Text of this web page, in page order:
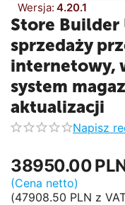
Wersja: 4.20.1
Store Builder
sprzedaży
internetowy,
system
aktualizacji
Napisz
38950.00
(Cena netto)
(47908.50 PLN z